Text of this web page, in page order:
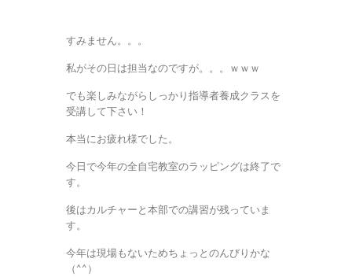
すみません。。。
私がその日は担当なのですが。。。ｗｗｗ
でも楽しみながらしっかり指導者養成クラスを
受講して下さい！
本当にお疲れ様でした。
今日で今年の全自宅教室のラッピングは終了で
す。
後はカルチャーと本部での講習が残っていま
す。
今年は現場もないためちょっとのんびりかな
（^^）